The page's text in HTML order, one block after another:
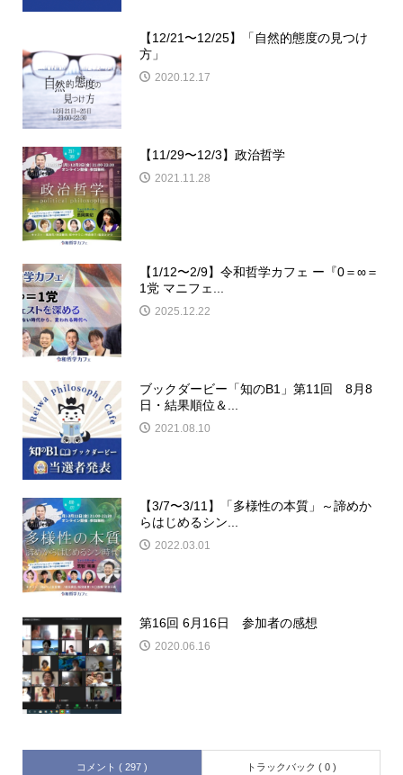
【12/21〜12/25】「自然的態度の見つけ
方」
2020.12.17
【11/29〜12/3】政治哲学
2021.11.28
【1/12〜2/9】令和哲学カフェ ー『0＝∞＝
1党 マニフェ...
2025.12.22
ブックダービー「知のB1」第11回 8月8
日・結果順位＆...
2021.08.10
【3/7〜3/11】「多様性の本質」～諦めか
らはじめるシン...
2022.03.01
第16回 6月16日 参加者の感想
2020.06.16
コメント ( 297 ) トラックバック ( 0 )